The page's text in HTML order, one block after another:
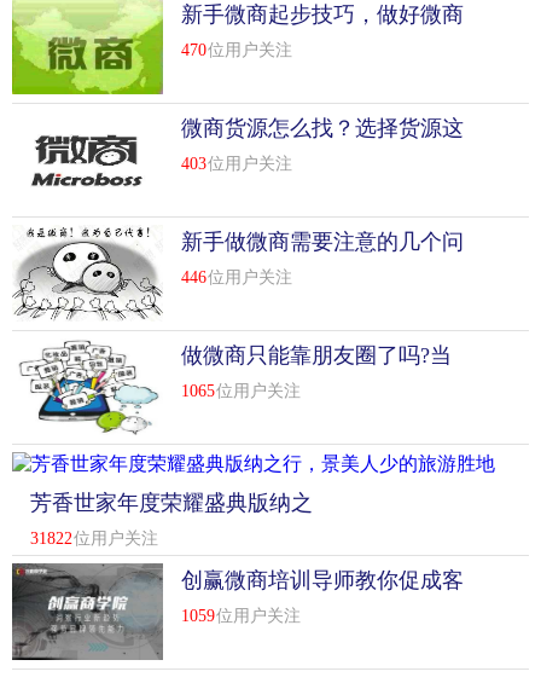
新手微商起步技巧，做好微商
必备技巧
470位用户关注
微商货源怎么找？选择货源这
些事项必须了解
403位用户关注
新手做微商需要注意的几个问
题
446位用户关注
做微商只能靠朋友圈了吗?当
然不是，方法很多
1065位用户关注
芳香世家年度荣耀盛典版纳之
行，景美人少的旅游胜地
31822位用户关注
创赢微商培训导师教你促成客
户的二次消费
1059位用户关注